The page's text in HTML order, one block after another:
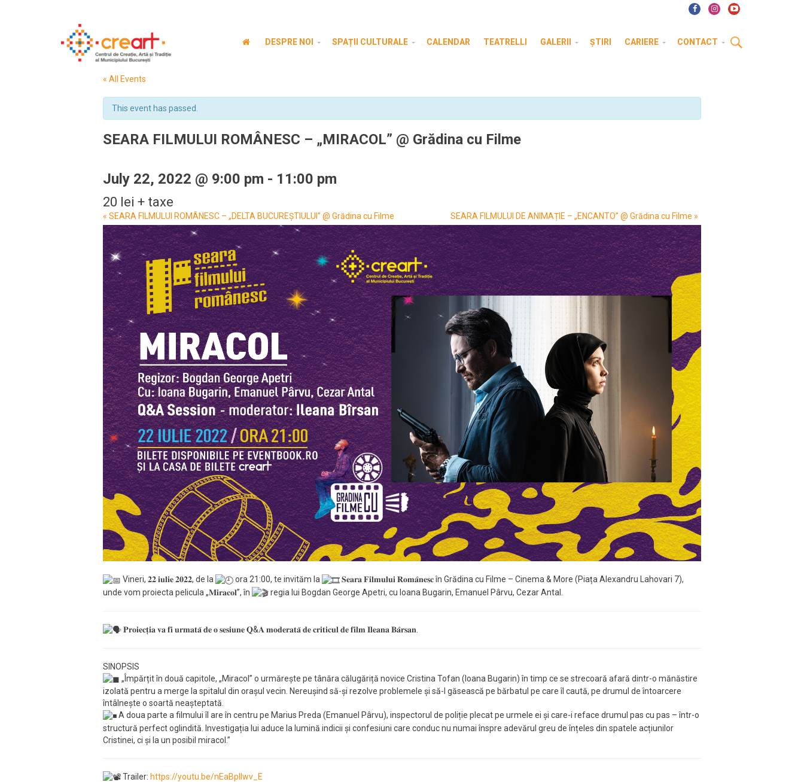
DESPRE NOI SPAȚII CULTURALE CALENDAR TEATRELLI GALERII ȘTIRI CARIERE CONTACT
« All Events
This event has passed.
SEARA FILMULUI ROMÂNESC – „MIRACOL” @ Grădina cu Filme
July 22, 2022 @ 9:00 pm - 11:00 pm
20 lei + taxe
Event
Navigation
« SEARA FILMULUI ROMÂNESC – „DELTA BUCUREȘTIULUI” @ Grădina cu Filme SEARA FILMULUI DE ANIMAȚIE – „ENCANTO” @ Grădina cu Filme »
Vineri, 𝟐𝟐 𝐢𝐮𝐥𝐢𝐞 𝟐𝟎𝟐𝟐, de la ora 21:00, te invităm la
𝐒𝐞𝐚𝐫𝐚 𝐅𝐢𝐥𝐦𝐮𝐥𝐮𝐢 𝐑𝐨𝐦𝐚̂𝐧𝐞𝐬𝐜 în Grădina cu Filme – Cinema & More (Piața Alexandru Lahovari 7),
unde vom proiecta pelicula „𝐌𝐢𝐫𝐚𝐜𝐨𝐥”, în
regia lui Bogdan George Apetri, cu Ioana Bugarin, Emanuel Pârvu, Cezar Antal.
𝐏𝐫𝐨𝐢𝐞𝐜𝐭̦𝐢𝐚 𝐯𝐚 𝐟𝐢 𝐮𝐫𝐦𝐚𝐭𝐚̆ 𝐝𝐞 𝐨 𝐬𝐞𝐬𝐢𝐮𝐧𝐞 𝐐&𝐀 𝐦𝐨𝐝𝐞𝐫𝐚𝐭𝐚̆ 𝐝𝐞 𝐜𝐫𝐢𝐭𝐢𝐜𝐮𝐥 𝐝𝐞 𝐟𝐢𝐥𝐦 𝐈𝐥𝐞𝐚𝐧𝐚 𝐁𝐚̂𝐫𝐬𝐚𝐧.
SINOPSIS
„Împărțit în două capitole, „Miracol” o urmărește pe tânăra călugăriță novice Cristina Tofan (Ioana Bugarin) în timp ce se strecoară afară dintr-o mănăstire
izolată pentru a merge la spitalul din orașul vecin. Nereușind să-și rezolve problemele și să-l găsească pe bărbatul pe care îl caută, pe drumul de întoarcere
întâlnește o soartă neașteptată.
A doua parte a filmului îl are în centru pe Marius Preda (Emanuel Pârvu), inspectorul de poliție plecat pe urmele ei și care-i reface drumul pas cu pas – într-o
structură perfect oglindită. Investigația lui aduce la lumină indicii și confesiuni care conduc nu numai înspre adevărul greu de înțeles din spatele acțiunilor
Cristinei, ci și la un posibil miracol.”
Trailer: https://youtu.be/nEaBplIwv_E